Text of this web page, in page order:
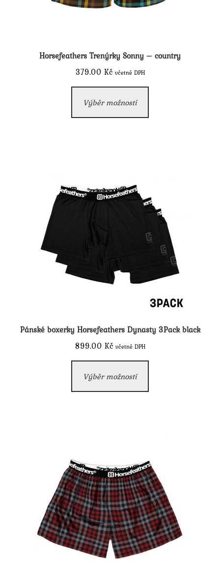
Horsefeathers Trenýrky Sonny – country
379.00 Kč včetně DPH
Výběr možností
má
na
stránce
produktu
Pánské boxerky Horsefeathers Dynasty 3Pack black
899.00 Kč včetně DPH
Výběr možností
má
vybrat
na
stránce
produktu